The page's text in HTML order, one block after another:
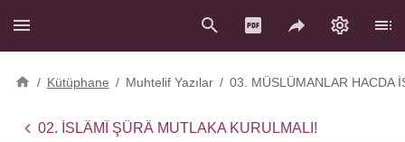
/ Kütüphane / Muhtelif Yazılar / 03. MÜSLÜMANLAR HACDA
02. İSLÂMÎ ŞÛRÂ MUTLAKA KURULMALI!